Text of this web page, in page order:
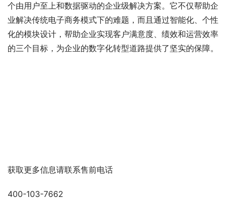
个由用户至上和数据驱动的企业级解决方案。它不仅帮助企
业解决传统电子商务模式下的难题，而且通过智能化、个性
化的模块设计，帮助企业实现客户满意度、绩效和运营效率
的三个目标，为企业的数字化转型道路提供了坚实的保障。
获取更多信息请联系售前电话
400-103-7662